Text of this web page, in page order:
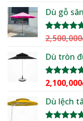
5 sao
Dù gỗ
Được xếp
5 sao
2,500,000
Dù tròn
Được xếp
5 sao
2,100,000
Dù lệch